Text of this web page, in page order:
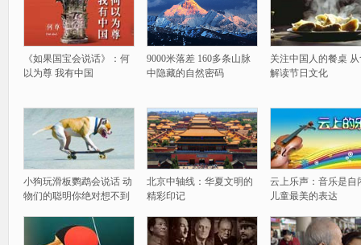
《如果国宝会说话》：何
以为尊 我有中国
9000米落差 160多条山脉
中隐藏的自然密码
关注中国人的餐桌
解读节日文化
小狗玩滑板鹦鹉会说话 动
物们的聪明你绝对想不到
北京中轴线：华夏文明的
精彩印记
云上乐声：音乐是自
儿童最美的表达